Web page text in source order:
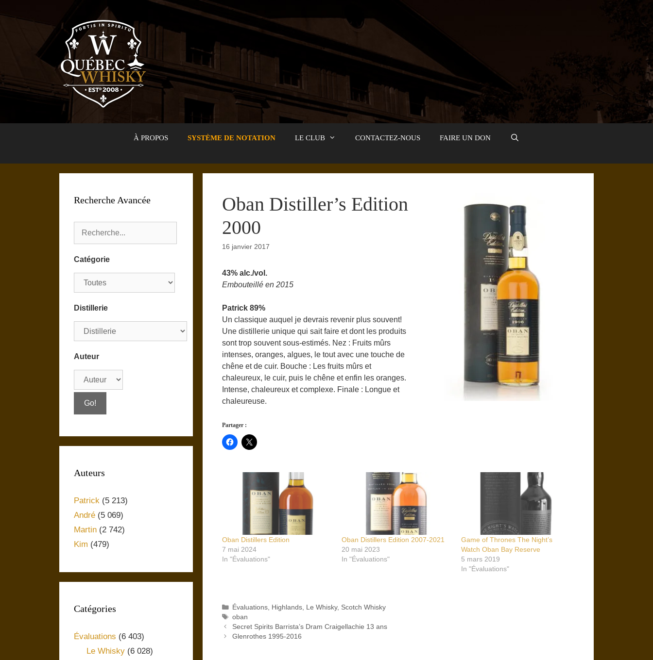
au
À PROPOS SYSTÈME DE NOTATION LE CLUB CONTACTEZ-NOUS FAIRE UN DON
Oban Distiller’s Edition
2000
16 janvier 2017
43% alc./vol.
Embouteillé en 2015
Patrick 89%
Un classique auquel je devrais revenir plus souvent!
Une distillerie unique qui sait faire et dont les produits
sont trop souvent sous-estimés. Nez : Fruits mûrs
intenses, oranges, algues, le tout avec une touche de
chêne et de cuir. Bouche : Les fruits mûrs et
chaleureux, le cuir, puis le chêne et enfin les oranges.
Intense, chaleureux et complexe. Finale : Longue et
chaleureuse.
Partager :
Oban Distillers Edition
7 mai 2024
In "Évaluations"
Oban Distillers Edition 2007-2021
20 mai 2023
In "Évaluations"
Game of Thrones The Night’s
Watch Oban Bay Reserve
5 mars 2019
In "Évaluations"
Catégories
Évaluations Highlands Le Whisky, Scotch Whisky
Étiquettes
oban
Secret Spirits Barrista’s Dram Craigellachie 13 ans
Glenrothes 1995-2016
Recherche Avancée
Catégorie
Distillerie
Auteur
Auteurs
Patrick (5 213)
André (5 069)
Martin (2 742)
Kim (479)
Catégories
Évaluations (6 403)
Le Whisky(6 028)